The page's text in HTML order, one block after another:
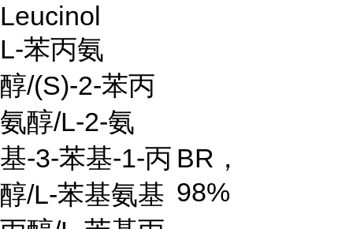
Leucinol
L-苯丙氨
醇/(S)-2-苯丙
氨醇/L-2-氨
基-3-苯基-1-丙
醇/L-苯基氨基
BR ，
98%